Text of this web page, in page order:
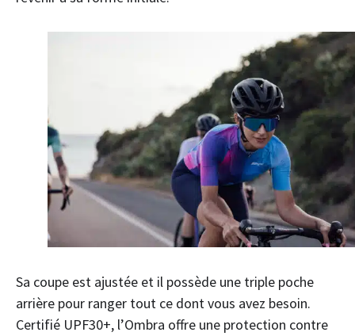
Sa coupe est ajustée et il possède une triple poche
arrière pour ranger tout ce dont vous avez besoin.
Certifié UPF30+, l’Ombra offre une protection contre